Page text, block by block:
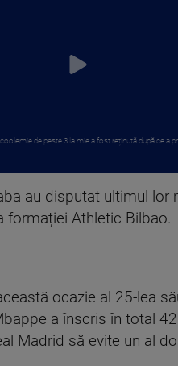
de peste 3 la mie a fost reținută după ce a
au disputat ultimul
formației Athletic Bilbao.
ocazie al 25-lea
a înscris în total
Madrid să evite un al